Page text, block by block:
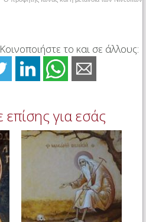
το και σε άλλους:
για εσάς